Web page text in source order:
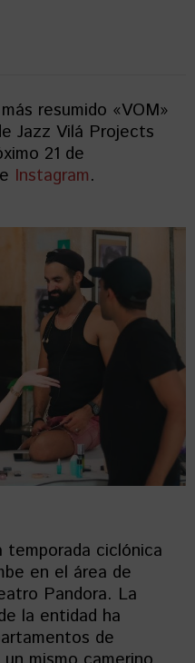
resumido «VOM»
Jazz Vilá Projects
21 de
e Instagram.
ciclónica
en el área de
Pandora. La
la entidad ha
de